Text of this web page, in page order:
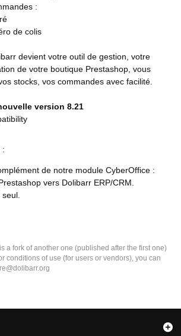
:
de colis
devient votre outil de gestion, votre
de votre boutique Prestashop, vous
stocks, vos commandes avec facilité.
version 8.21
:
de notre module CyberOffice :
vers Dolibarr ERP/CRM.
seul.
a fork of another one (published after the first one)
conditions of use (for users or vendors), you can